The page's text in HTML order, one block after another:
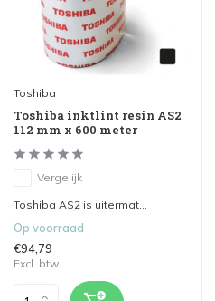
Toshiba
Toshiba inktlint resin AS2
112 mm x 600 meter
Vergelijk
Toshiba AS2 is uitermat...
Op voorraad
€94,79
Excl. btw